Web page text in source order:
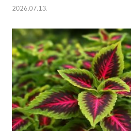
2026.07.13.